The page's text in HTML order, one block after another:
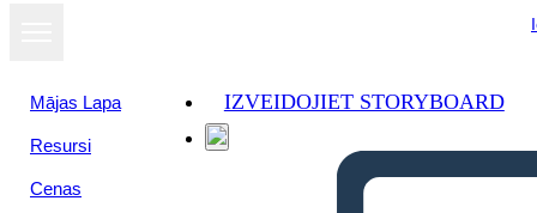
Mājas Lapa
Resursi
Cenas
IZVEIDOJIET STORYBOARD
Skatīt kā
slaidrādi